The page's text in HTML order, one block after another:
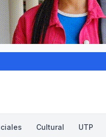
Cultural UTP